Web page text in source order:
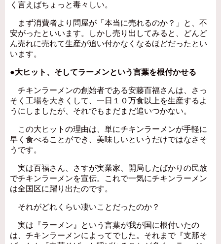
く言えばちょっと毒々しい。
まず消費者より問屋が「本当に売れるのか？」と、不
安がったといいます。しかし売り出してみると、どんど
ん売れに売れて生産が追い付かなくなるほどだったとい
います。
●大ヒット、そしてラーメンという言葉を根付かせる
チキンラーメンの創始者である安藤百福さんは、さっ
そく工場を大きくして、一日１０万食以上を生産するよ
うにしましたが、それでもまだまだ追いつかない。
この大ヒットの理由は、単にチキンラーメンが手軽に
早く食べることができ、美味しいというだけではなさそ
うです。
実は百福さん、さすが実業家、開局したばかりの民放
でチキンラーメンを宣伝。これで一気にチキンラーメン
は全国区に躍り出たのです。
それがどれくらい凄いことだったのか？
実は『ラーメン』という言葉が我が国に根付いたの
は、チキンラーメンによってでした。それまで『支那そ